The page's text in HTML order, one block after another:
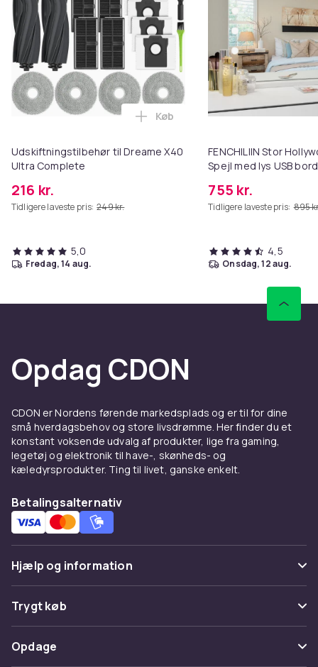
Udskiftningstilbehør til Dreame X40
Ultra Complete
216 kr.
Tidligere laveste pris: 249 kr.
Læg Udskiftningstilbehør til
Køb
5,0
fredag, 14 aug.
FENCHILIIN Stor
Spejl med lys USB
755 kr.
Tidligere laveste pris: 895
4,5
onsdag, 12 aug.
Opdag CDON
CDON er Nordens førende markedsplads og er til for dine
små hverdagsbehov og store livsdrømme. Her finder du et
konstant voksende udvalg af produkter, lige fra gaming,
legetøj og elektronik til have-, skønheds- og
kæledyrsprodukter. Ting til livet, ganske enkelt.
Betalingsalternativ
Hjælp og information
Ofte stillede spørgsmål
Spor pakke
Fortryd & returner her
Trygt køb
Betaling
Opdage